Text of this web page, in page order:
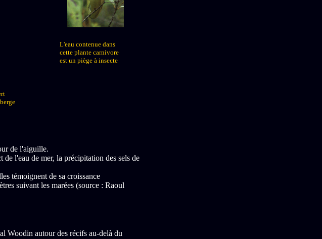
L'eau contenue dans
cette plante carnivore
est un piège à insecte
de l'aiguille.
de l'eau de mer, la précipitation des sels de
témoignent de sa croissance
suivant les marées (source : Raoul
Woodin autour des récifs au-delà du